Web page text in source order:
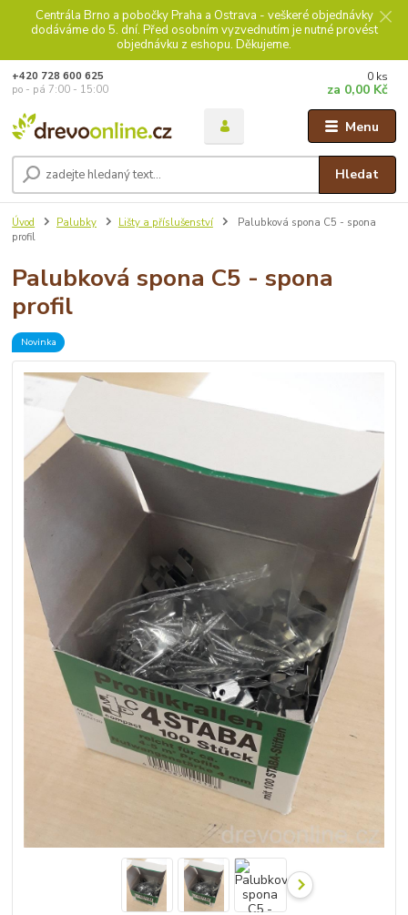
Centrála Brno a pobočky Praha a Ostrava - veškeré objednávky
dodáváme do 5. dní. Před osobním vyzvednutím je nutné provést
objednávku z eshopu. Děkujeme.
Menu
Hledat
+420 728 600 625
po - pá 7:00 - 15:00
0 ks
za 0,00 Kč
Úvod Palubky Lišty a příslušenství
Palubková spona C5 - spona
profil
Palubková spona C5 - spona
profil
Novinka